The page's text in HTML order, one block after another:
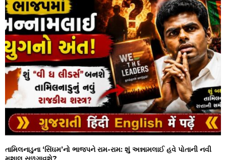
તામિલનાડુના ‘સિંઘમ’નો ભાજપને રામ-રામ: શું અન્નામલાઈ હવે પોતાની નવી